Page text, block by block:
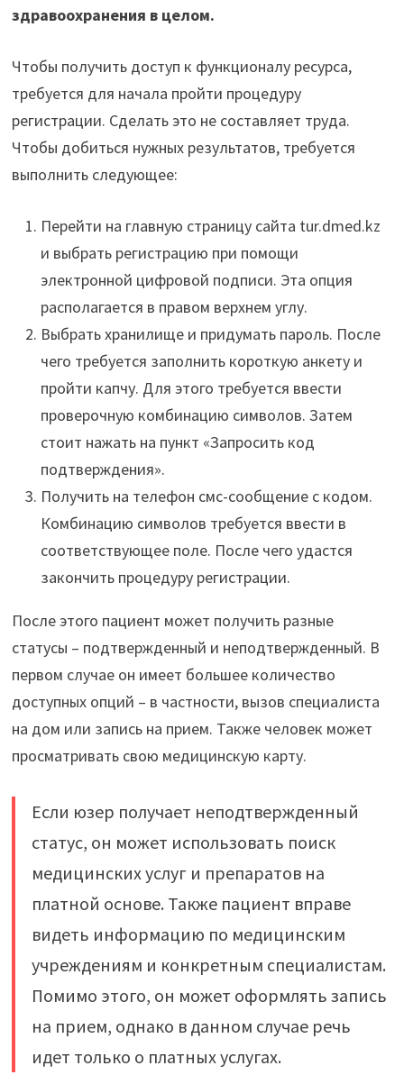
здравоохранения в целом.
Чтобы получить доступ к функционалу ресурса,
требуется для начала пройти процедуру
регистрации. Сделать это не составляет труда.
Чтобы добиться нужных результатов, требуется
выполнить следующее:
Перейти на главную страницу сайта tur.dmed.kz
и выбрать регистрацию при помощи
электронной цифровой подписи. Эта опция
располагается в правом верхнем углу.
Выбрать хранилище и придумать пароль. После
чего требуется заполнить короткую анкету и
пройти капчу. Для этого требуется ввести
проверочную комбинацию символов. Затем
стоит нажать на пункт «Запросить код
подтверждения».
Получить на телефон смс-сообщение с кодом.
Комбинацию символов требуется ввести в
соответствующее поле. После чего удастся
закончить процедуру регистрации.
После этого пациент может получить разные
статусы – подтвержденный и неподтвержденный. В
первом случае он имеет большее количество
доступных опций – в частности, вызов специалиста
на дом или запись на прием. Также человек может
просматривать свою медицинскую карту.
Если юзер получает неподтвержденный
статус, он может использовать поиск
медицинских услуг и препаратов на
платной основе. Также пациент вправе
видеть информацию по медицинским
учреждениям и конкретным специалистам.
Помимо этого, он может оформлять запись
на прием, однако в данном случае речь
идет только о платных услугах.